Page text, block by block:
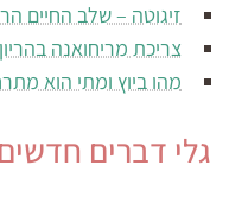
זיגוטה – שלב החיים
צריכת מריחואנה
מהו ביוץ ומתי הוא מתרחש? 5 סימנים ברורים
גלי דברים